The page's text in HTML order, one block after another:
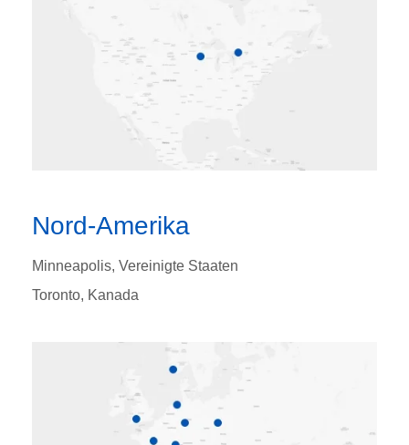
Nord-Amerika
Minneapolis, Vereinigte Staaten
Toronto, Kanada